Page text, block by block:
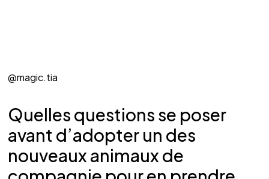
@magic.tia
Quelles questions se poser
avant d’adopter un des
nouveaux animaux de